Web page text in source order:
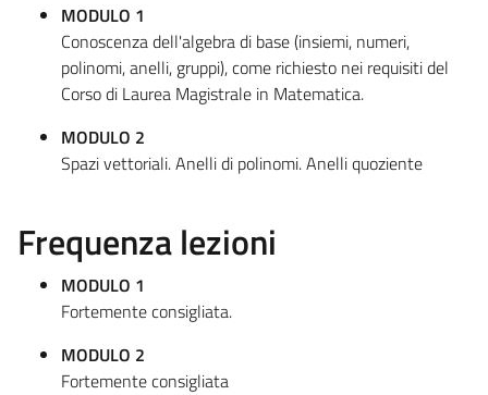
MODULO 1
Conoscenza dell'algebra di base (insiemi, numeri,
polinomi, anelli, gruppi), come richiesto nei requisiti del
Corso di Laurea Magistrale in Matematica.
MODULO 2
Spazi vettoriali. Anelli di polinomi. Anelli quoziente
Frequenza lezioni
MODULO 1
Fortemente consigliata.
MODULO 2
Fortemente consigliata